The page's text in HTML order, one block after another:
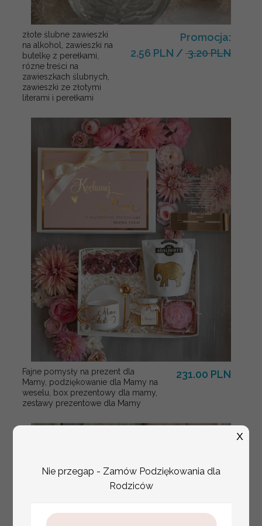
złote ślubne zawieszki
na alkohol, zawieszki na
butelkę z perełkami,
rózne treści na
zawieszkach ślubnych,
zawieszki ze złotymi
literami i perełkami
Promocja:
2.56 PLN / 3.20 PLN
Fajne pomysły na prezent dla
Mamy, podziękowanie dla Mamy na
weselu, box prezentowy dla mamy,
zestawy prezentowe dla Mamy
231.00 PLN
Nie przegap - Zamów Podziękowania dla
Rodziców
X